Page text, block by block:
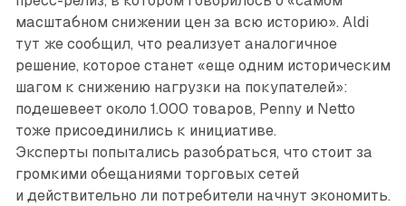
масштабном снижении цен за всю историю». Aldi
тут же сообщил, что реализует аналогичное
решение, которое станет «еще одним историческим
шагом к снижению нагрузки на покупателей»:
подешевеет около 1.000 товаров, Penny и Netto
тоже присоединились к инициативе.
Эксперты попытались разобраться, что стоит за
громкими обещаниями торговых сетей
и действительно ли потребители начнут экономить.